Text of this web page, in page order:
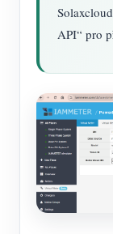
API“ pro